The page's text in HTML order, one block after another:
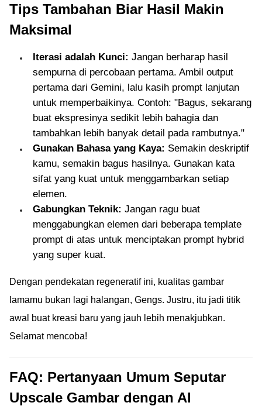
Tips Tambahan Biar Hasil Makin
Maksimal
Iterasi adalah Kunci: Jangan berharap hasil
sempurna di percobaan pertama. Ambil output
pertama dari Gemini, lalu kasih prompt lanjutan
untuk memperbaikinya. Contoh: "Bagus, sekarang
buat ekspresinya sedikit lebih bahagia dan
tambahkan lebih banyak detail pada rambutnya."
Gunakan Bahasa yang Kaya: Semakin deskriptif
kamu, semakin bagus hasilnya. Gunakan kata
sifat yang kuat untuk menggambarkan setiap
elemen.
Gabungkan Teknik: Jangan ragu buat
menggabungkan elemen dari beberapa template
prompt di atas untuk menciptakan prompt hybrid
yang super kuat.
Dengan pendekatan regeneratif ini, kualitas gambar
lamamu bukan lagi halangan, Gengs. Justru, itu jadi titik
awal buat kreasi baru yang jauh lebih menakjubkan.
Selamat mencoba!
FAQ: Pertanyaan Umum Seputar
Upscale Gambar dengan AI